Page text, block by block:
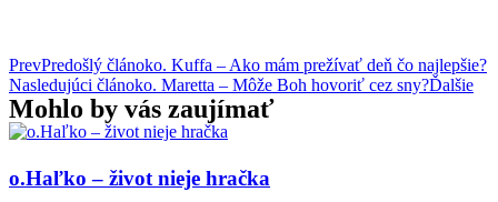
PrevPredošlý článoko. Kuffa – Ako mám prežívať deň čo najlepšie?
Nasledujúci článoko. Maretta – Môže Boh hovoriť cez sny?Ďalšie
Mohlo by vás zaujímať
o.Haľko – život nieje hračka